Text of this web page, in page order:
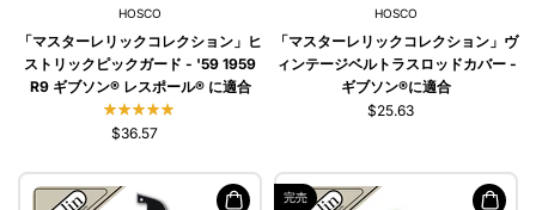
HOSCO
「マスターレリックコレクション」ヒ
ストリックピックガード - '59 1959
R9 ギブソン® レスポール® に適合
$36.57
HOSCO
「マスターレリックコレクション」ヴ
ィンテージベルトラスロッドカバー -
ギブソン®に適合
$25.63
完売